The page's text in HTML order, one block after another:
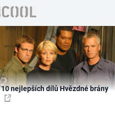
10 nejlepších dílů Hvězdné brány